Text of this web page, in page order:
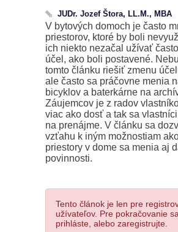
JUDr. Jozef Štora, LL.M., MBA
V bytových domoch je často
priestorov, ktoré by boli
ich niekto nezačal užívať
účel, ako boli postavené.
tomto článku riešiť zmenu
ale často sa práčovne menia
bicyklov a baterkárne na
Záujemcov je z radov
viac ako dosť a tak sa
na prenájme. V článku sa
vzťahu k iným možnostiam
priestory v dome sa menia aj
povinnosti.
Tento článok je len pre
užívateľov. Pre pokračovanie
prihláste, alebo zaregistrujte.